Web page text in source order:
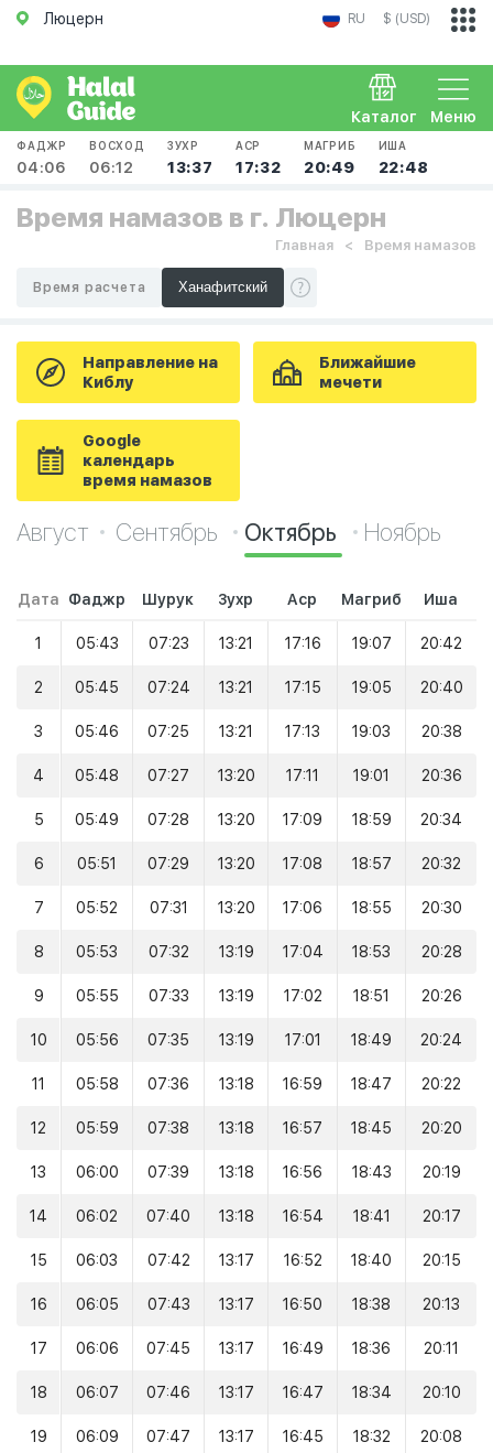
Люцерн RU $ (USD)
Меню
Каталог
ФАДЖР
04:06
ВОСХОД
06:12
ЗУХР
13:37
АСР
17:32
МАГРИБ
20:49
ИША
22:48
Время намазов в г. Люцерн
Главная Время намазов
Время расчета
Направление на
Киблу
Ближайшие
мечети
Google
календарь
время намазов
Август Сентябрь Октябрь Ноябрь
Дата Фаджр Шурук Зухр Аср Магриб Иша
1 05:43 07:23 13:21 17:16 19:07 20:42
2 05:45 07:24 13:21 17:15 19:05 20:40
3 05:46 07:25 13:21 17:13 19:03 20:38
4 05:48 07:27 13:20 17:11 19:01 20:36
5 05:49 07:28 13:20 17:09 18:59 20:34
6 05:51 07:29 13:20 17:08 18:57 20:32
7 05:52 07:31 13:20 17:06 18:55 20:30
8 05:53 07:32 13:19 17:04 18:53 20:28
9 05:55 07:33 13:19 17:02 18:51 20:26
10 05:56 07:35 13:19 17:01 18:49 20:24
11 05:58 07:36 13:18 16:59 18:47 20:22
12 05:59 07:38 13:18 16:57 18:45 20:20
13 06:00 07:39 13:18 16:56 18:43 20:19
14 06:02 07:40 13:18 16:54 18:41 20:17
15 06:03 07:42 13:17 16:52 18:40 20:15
16 06:05 07:43 13:17 16:50 18:38 20:13
17 06:06 07:45 13:17 16:49 18:36 20:11
18 06:07 07:46 13:17 16:47 18:34 20:10
19 06:09 07:47 13:17 16:45 18:32 20:08